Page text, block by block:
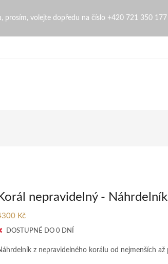
prosím, volejte dopředu na číslo +420 721 350
nepravidelný - Náhrdelník
Kč
DOSTUPNÉ DO 0 DNÍ
z nepravidelného korálu od nejmenších